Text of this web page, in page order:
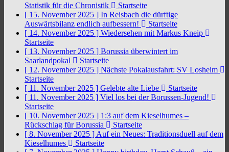
Statistik für die Chronistik
Startseite
[ 15. November 2025 ] In Reisbach die dürftige
Auswärtsbilanz endlich aufbessern!
Startseite
[ 14. November 2025 ] Wiedersehen mit Markus Kneip
Startseite
[ 13. November 2025 ] Borussia überwintert im
Saarlandpokal
Startseite
[ 12. November 2025 ] Nächste Pokalausfahrt: SV Losheim
Startseite
[ 11. November 2025 ] Gelebte alte Liebe
Startseite
[ 11. November 2025 ] Viel los bei der Borussen-Jugend!
Startseite
[ 10. November 2025 ] 1:3 auf dem Kieselhumes –
Rückschlag für Borussia
Startseite
[ 8. November 2025 ] Auf ein Neues: Traditionsduell auf dem
Kieselhumes
Startseite